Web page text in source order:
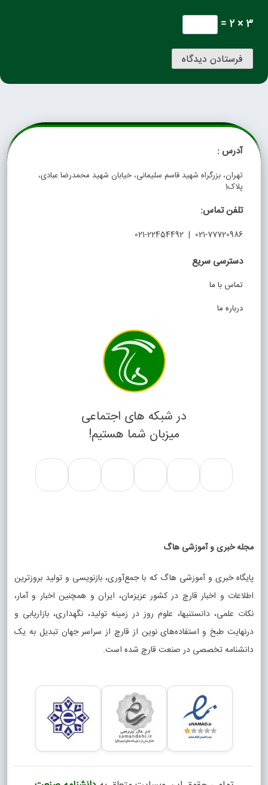
3 × 2 =
آدرس :
تهران، بزرگراه شهید قاسم سلیمانی، خیابان شهید محمدرضا عبادی،
پلاک1
تلفن تماس:
021-77720986 | 021-22454492
دسترسی سریع
تماس با ما
درباره ما
در شبکه های اجتماعی
میزبان شما هستیم!
مجله خبری و آموزشی هاگ
پایگاه خبری و آموزشی هاگ که با جمع‌آوری، بازنویسی و تولید بروزترین
اطلاعات و اخبار قارچ در کشور عزیزمان، ایران و همچنین اخبار و آمار،
نکات علمی، دانستنیها، علوم روز در زمینه تولید، نگهداری، بازاریابی و
درنهایت طبخ و استفاده‌های نوین از قارچ از سراسر جهان تبدیل به یک
دانشنامه تخصصی در صنعت قارچ شده است.